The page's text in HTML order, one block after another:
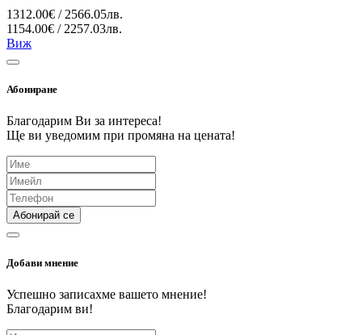
1312.00€ / 2566.05лв.
1154.00€ / 2257.03лв.
Виж
Абониране
Благодарим Ви за интереса!
Ще ви уведомим при промяна на цената!
Абонирай се
Добави мнение
Успешно записахме вашето мнение!
Благодарим ви!